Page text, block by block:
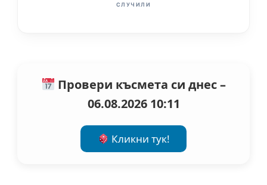
СЛУЧИЛИ
Провери късмета си днес –
06.08.2026 10:11
Кликни тук!